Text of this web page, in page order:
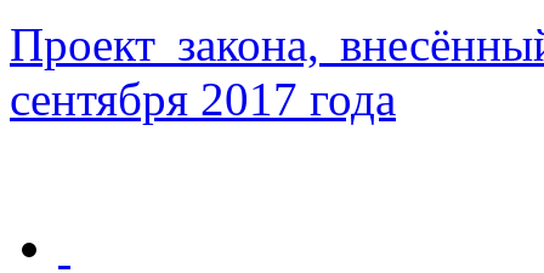
Проект закона,
сентября 2017 года